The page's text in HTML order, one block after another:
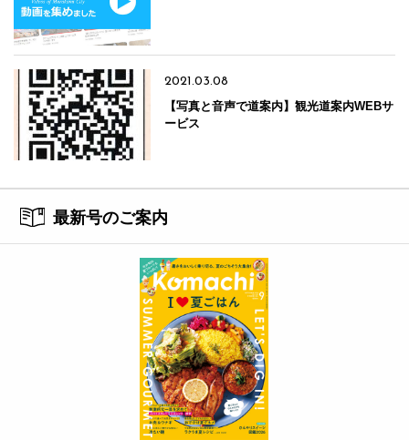
2021.03.08
【写真と音声で道案内】観光道案内WEBサ
ービス
最新号のご案内